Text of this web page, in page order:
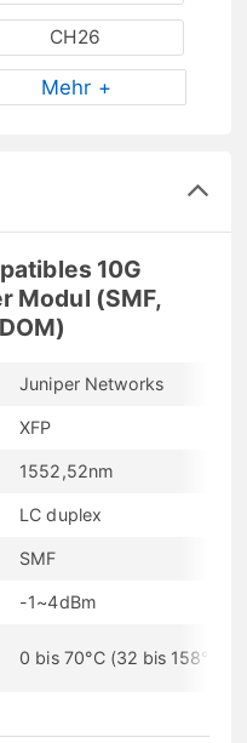
CH26
Mehr +
10G
Modul (SMF,
Juniper Networks
XFP
1552,52nm
LC duplex
SMF
-1~4dBm
0 bis 70°C (32 bis 158°F)